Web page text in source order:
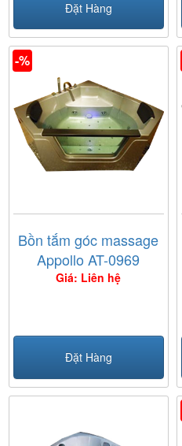
Đặt Hàng
-%
Bồn tắm góc massage
Appollo AT-0969
Giá: Liên hệ
Đặt Hàng